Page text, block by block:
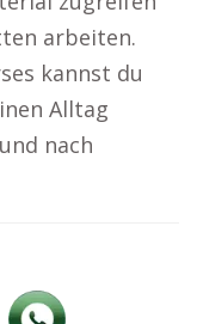
arbeiten.
kannst du
Alltag
nach